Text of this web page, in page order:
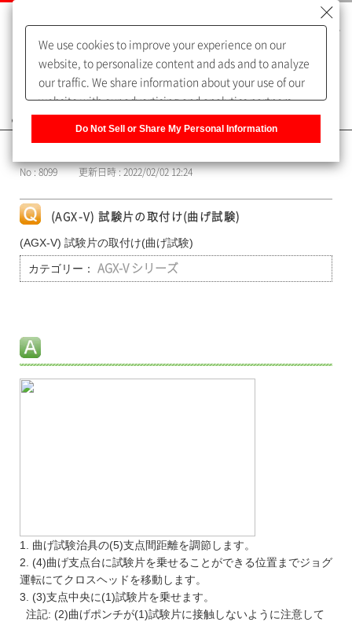
よくあるご質問（FAQ）
No : 8099 更新日時 : 2022/02/02 12:24
(AGX-V) 試験片の取付け(曲げ試験)
(AGX-V) 試験片の取付け(曲げ試験)
カテゴリー： AGX-V シリーズ
1. 曲げ試験治具の(5)支点間距離を調節します。
2. (4)曲げ支点台に試験片を乗せることができる位置までジョグ
運転にてクロスヘッドを移動します。
3. (3)支点中央に(1)試験片を乗せます。
注記: (2)曲げポンチが(1)試験片に接触しないように注意して
We use cookies to improve your experience on our
website, to personalize content and ads and to analyze
our traffic. We share information about your use of our
website with our advertising and analytics partners,
of our sharing information about you with our partners.
Information] to customize your cookie settings on our
Do Not Sell or Share My Personal Information